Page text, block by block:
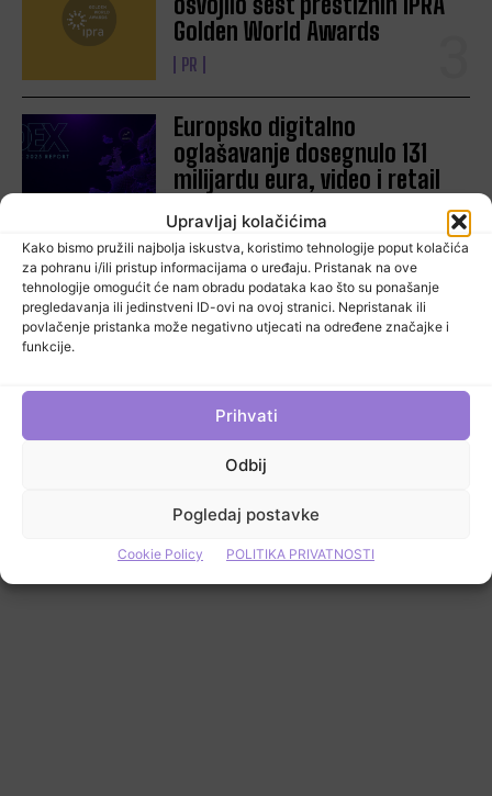
Tjedni pregled najnovijih vijesti svakog petka točno u podne.
Klikom na kvadratić prihvaćate našu Politiku privatnosti
Upravljaj kolačićima
Kako bismo pružili najbolja iskustva, koristimo tehnologije poput kolačića
za pohranu i/ili pristup informacijama o uređaju. Pristanak na ove
tehnologije omogućit će nam obradu podataka kao što su ponašanje
pregledavanja ili jedinstveni ID-ovi na ovoj stranici. Nepristanak ili
povlačenje pristanka može negativno utjecati na određene značajke i
funkcije.
Prihvati
Odbij
Pogledaj postavke
Cookie Policy POLITIKA PRIVATNOSTI
Golden World Awards
PR
Europsko digitalno
oglašavanje dosegnulo 131
milijardu eura, video i retail
media predvode rast
MARKETING
Toco kampanjom potiče
mlade na učenje hrvatskog
MARKETING